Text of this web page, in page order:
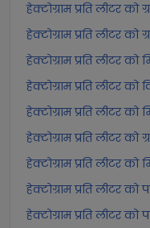
हेक्टोग्राम प्रति लीटर को
हेक्टोग्राम प्रति लीटर को
हेक्टोग्राम प्रति लीटर को
हेक्टोग्राम प्रति लीटर को
हेक्टोग्राम प्रति लीटर को
हेक्टोग्राम प्रति लीटर को
हेक्टोग्राम प्रति लीटर को
हेक्टोग्राम प्रति लीटर
हेक्टोग्राम प्रति लीटर